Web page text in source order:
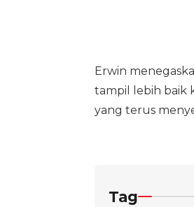
Erwin
tampil lebih baik
yang terus
Tag